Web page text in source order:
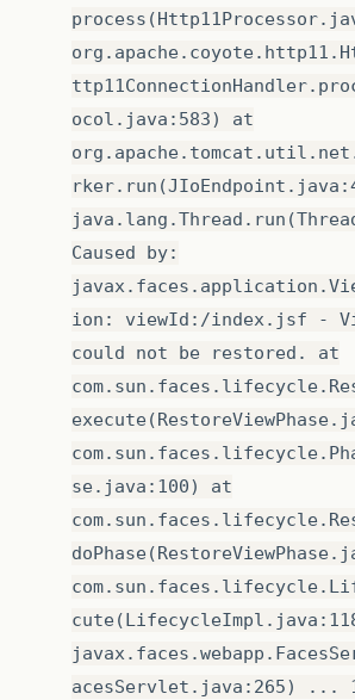
ocol.java:583) at
Caused by:
ion: viewId:/index.jsf -
could not be restored. at
se.java:100) at
acesServlet.java:265) ...